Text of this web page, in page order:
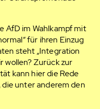
AfD im Wahlkampf mit
für ihren Einzug
steht „Integration
wollen? Zurück zur
kann hier die Rede
unter anderem den